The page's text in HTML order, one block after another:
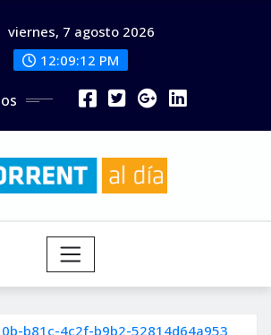
viernes, 7 agosto 2026
12:09:13 PM
b81c-4c2f-b9b2-52814d64a953